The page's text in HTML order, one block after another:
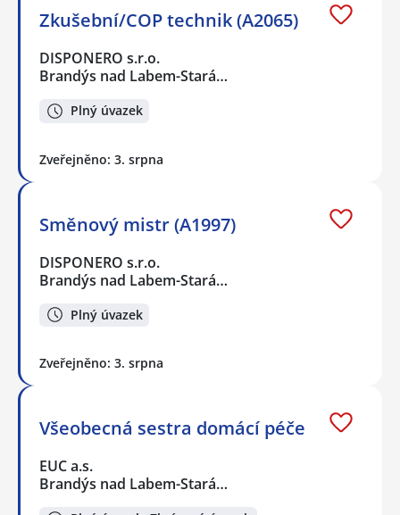
Zkušební/COP technik (A2065)
DISPONERO s.r.o.
Brandýs nad Labem-Stará…
Plný úvazek
Zveřejněno: 3. srpna
Směnový mistr (A1997)
DISPONERO s.r.o.
Brandýs nad Labem-Stará…
Plný úvazek
Zveřejněno: 3. srpna
Všeobecná sestra domácí péče
EUC a.s.
Brandýs nad Labem-Stará…